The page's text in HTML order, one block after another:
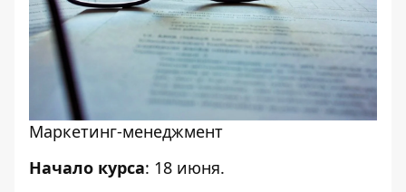
Маркетинг-менеджмент
Начало курса: 18 июня.